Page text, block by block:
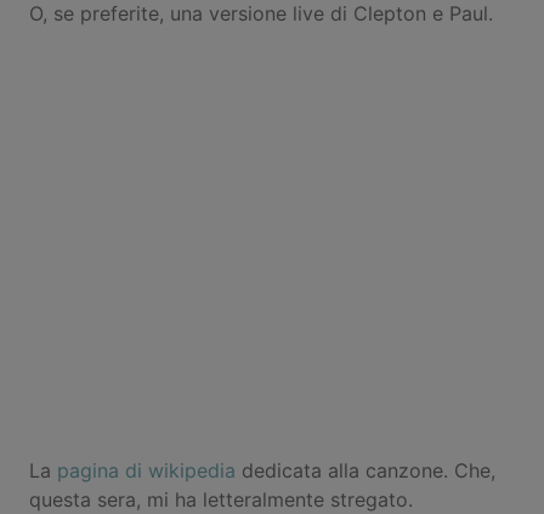
O, se preferite, una versione live di Clepton e Paul.
La pagina di wikipedia dedicata alla canzone. Che,
questa sera, mi ha letteralmente stregato.